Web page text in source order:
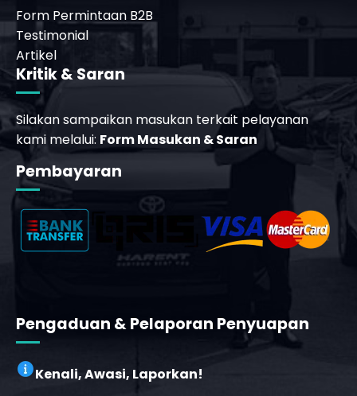
Form Permintaan B2B
Testimonial
Artikel
Kritik & Saran
Silakan sampaikan masukan terkait pelayanan
kami melalui: Form Masukan & Saran
Pembayaran
Pengaduan & Pelaporan Penyuapan
Kenali, Awasi, Laporkan!